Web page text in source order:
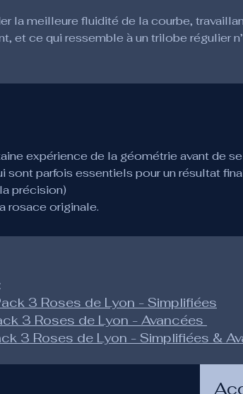
la meilleure fluidité de la courbe,
et ce qui ressemble à un trilobe régulier
expérience de la géométrie avant de
sont parfois essentiels pour un résultat
précision)
rosace originale.
3 Roses de Lyon - Simplifiées
3 Roses de Lyon - Avancées
3 Roses de Lyon - Simplifiées &